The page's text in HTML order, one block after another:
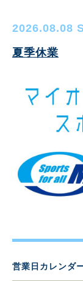
2026.08.08
夏季休業
営業日カレンダ